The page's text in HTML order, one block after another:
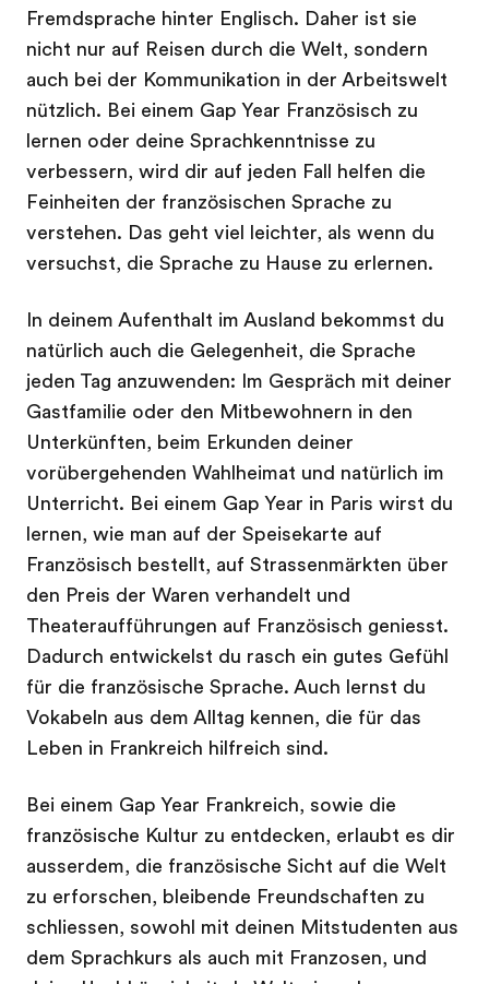
Fremdsprache hinter Englisch. Daher ist sie
nicht nur auf Reisen durch die Welt, sondern
auch bei der Kommunikation in der Arbeitswelt
nützlich. Bei einem Gap Year Französisch zu
lernen oder deine Sprachkenntnisse zu
verbessern, wird dir auf jeden Fall helfen die
Feinheiten der französischen Sprache zu
verstehen. Das geht viel leichter, als wenn du
versuchst, die Sprache zu Hause zu erlernen.
In deinem Aufenthalt im Ausland bekommst du
natürlich auch die Gelegenheit, die Sprache
jeden Tag anzuwenden: Im Gespräch mit deiner
Gastfamilie oder den Mitbewohnern in den
Unterkünften, beim Erkunden deiner
vorübergehenden Wahlheimat und natürlich im
Unterricht. Bei einem Gap Year in Paris wirst du
lernen, wie man auf der Speisekarte auf
Französisch bestellt, auf Strassenmärkten über
den Preis der Waren verhandelt und
Theateraufführungen auf Französisch geniesst.
Dadurch entwickelst du rasch ein gutes Gefühl
für die französische Sprache. Auch lernst du
Vokabeln aus dem Alltag kennen, die für das
Leben in Frankreich hilfreich sind.
Bei einem Gap Year Frankreich, sowie die
französische Kultur zu entdecken, erlaubt es dir
ausserdem, die französische Sicht auf die Welt
zu erforschen, bleibende Freundschaften zu
schliessen, sowohl mit deinen Mitstudenten aus
dem Sprachkurs als auch mit Franzosen, und